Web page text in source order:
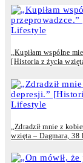
Lifestyle
„Kupiłam wspólne
[Historia z życia
Lifestyle
„Zdradził mnie z
wzięta – Dagmara, 38